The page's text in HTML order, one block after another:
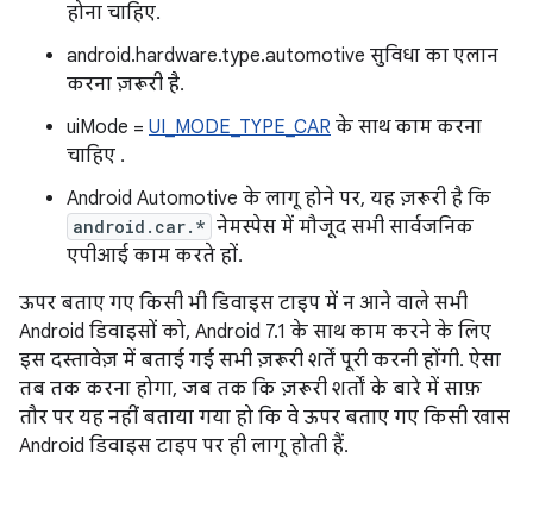
होना चाहिए.
android.hardware.type.automotive सुविधा का एलान
करना ज़रूरी है.
uiMode = UI_MODE_TYPE_CAR के साथ काम करना
चाहिए .
Android Automotive के लागू होने पर, यह ज़रूरी है कि
android.car.* नेमस्पेस में मौजूद सभी सार्वजनिक
एपीआई काम करते हों.
ऊपर बताए गए किसी भी डिवाइस टाइप में न आने वाले सभी
Android डिवाइसों को, Android 7.1 के साथ काम करने के लिए
इस दस्तावेज़ में बताई गई सभी ज़रूरी शर्तें पूरी करनी होंगी. ऐसा
तब तक करना होगा, जब तक कि ज़रूरी शर्तों के बारे में साफ़
तौर पर यह नहीं बताया गया हो कि वे ऊपर बताए गए किसी खास
Android डिवाइस टाइप पर ही लागू होती हैं.